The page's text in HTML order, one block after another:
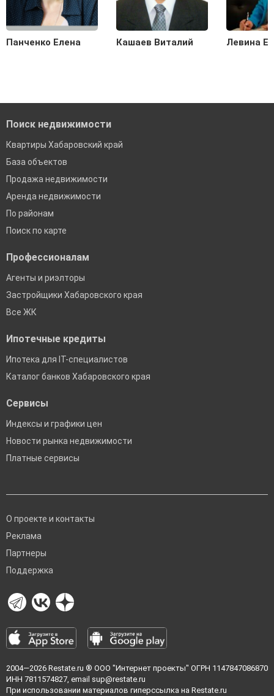
Панченко Елена Кашаев Виталий Левина
Поиск недвижимости
Квартиры Хабаровский край
База объектов
Продажа недвижимости
Аренда недвижимости
По районам
Поиск по карте
Профессионалам
Агенты и риэлторы
Застройщики Хабаровского края
Все ЖК
Ипотечные кредиты
Ипотека для IT-специалистов
Каталог банков Хабаровского края
Сервисы
Индексы и графики цен
Новости рынка недвижимости
Платные сервисы
О проекте и контакты
Реклама
Партнеры
Поддержка
2004—2026 Restate.ru ® ООО "Интернет проекты" ОГРН 1147847086870
ИНН 7811574827, email sup@restate.ru
При использовании материалов гиперссылка на Restate.ru